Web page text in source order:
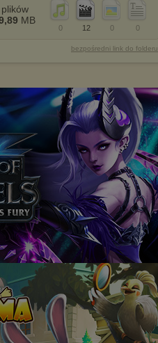
0
0
12
0
plików
MB
bezpośredni link do folderu